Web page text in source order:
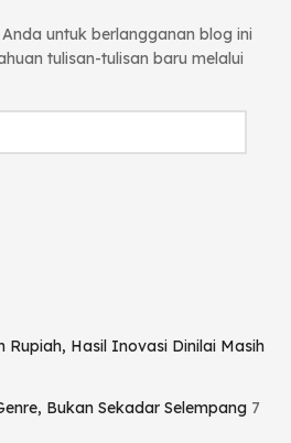
untuk berlangganan blog ini
tulisan-tulisan baru melalui
Rupiah, Hasil Inovasi Dinilai Masih
Bukan Sekadar Selempang 7